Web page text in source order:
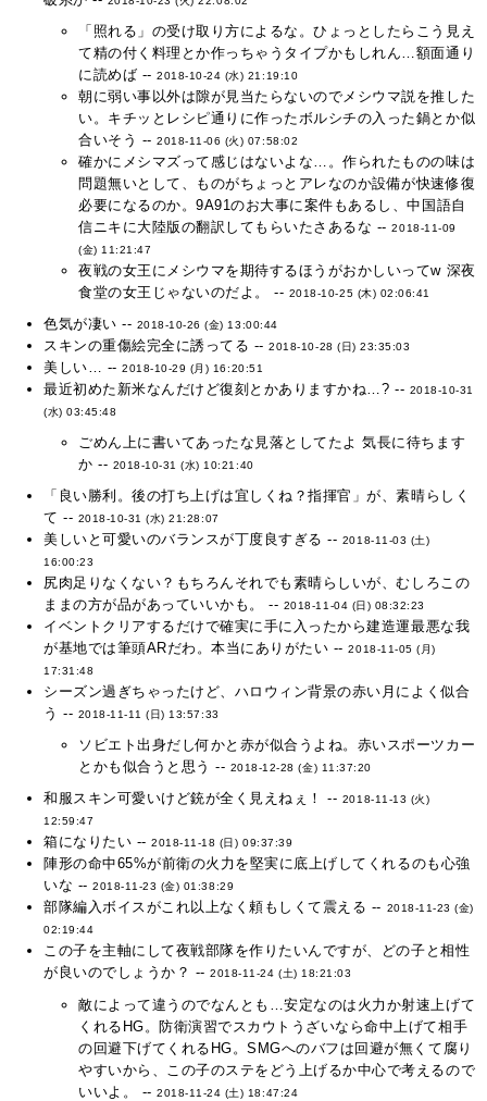
「照れる」の受け取り方によるな。ひょっとしたらこう見え
て精の付く料理とか作っちゃうタイプかもしれん…額面通り
に読めば --2018-10-24 (水) 21:19:10
朝に弱い事以外は隙が見当たらないのでメシウマ説を推した
い。キチッとレシピ通りに作ったボルシチの入った鍋とか似
合いそう --2018-11-06 (火) 07:58:02
確かにメシマズって感じはないよな…。作られたものの味は
問題無いとして、ものがちょっとアレなのか設備が快速修復
必要になるのか。9A91のお大事に案件もあるし、中国語自
信ニキに大陸版の翻訳してもらいたさあるな --2018-11-09
(金) 11:21:47
夜戦の女王にメシウマを期待するほうがおかしいってw 深夜
食堂の女王じゃないのだよ。 -- 2018-10-25 (木) 02:06:41
色気が凄い -- 2018-10-26 (金) 13:00:44
スキンの重傷絵完全に誘ってる --2018-10-28 (日) 23:35:03
美しい… --2018-10-29 (月) 16:20:51
最近初めた新米なんだけど復刻とかありますかね…? -- 2018-10-31
(水) 03:45:48
ごめん上に書いてあったな見落としてたよ 気長に待ちます
か -- 2018-10-31 (水) 10:21:40
「良い勝利。後の打ち上げは宜しくね？指揮官」が、素晴らしく
て -- 2018-10-31 (水) 21:28:07
美しいと可愛いのバランスが丁度良すぎる -- 2018-11-03 (土)
16:00:23
尻肉足りなくない？もちろんそれでも素晴らしいが、むしろこの
ままの方が品があっていいかも。 -- 2018-11-04 (日) 08:32:23
イベントクリアするだけで確実に手に入ったから建造運最悪な我
が基地では筆頭ARだわ。本当にありがたい --2018-11-05 (月)
17:31:48
シーズン過ぎちゃったけど、ハロウィン背景の赤い月によく似合
う -- 2018-11-11 (日) 13:57:33
ソビエト出身だし何かと赤が似合うよね。赤いスポーツカー
とかも似合うと思う -- 2018-12-28 (金) 11:37:20
和服スキン可愛いけど銃が全く見えねぇ！ -- 2018-11-13 (火)
12:59:47
箱になりたい --2018-11-18 (日) 09:37:39
陣形の命中65%が前衛の火力を堅実に底上げしてくれるのも心強
いな --2018-11-23 (金) 01:38:29
部隊編入ボイスがこれ以上なく頼もしくて震える -- 2018-11-23 (金)
02:19:44
この子を主軸にして夜戦部隊を作りたいんですが、どの子と相性
が良いのでしょうか？ --2018-11-24 (土) 18:21:03
敵によって違うのでなんとも…安定なのは火力か射速上げて
くれるHG。防衛演習でスカウトうざいなら命中上げて相手
の回避下げてくれるHG。SMGへのバフは回避が無くて腐り
やすいから、この子のステをどう上げるか中心で考えるので
いいよ。 --2018-11-24 (土) 18:47:24